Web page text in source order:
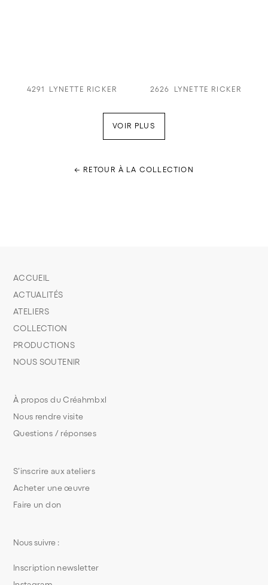
4291 LYNETTE RICKER 2626 LYNETTE RICKER
VOIR PLUS
← RETOUR À LA COLLECTION
S’inscrire aux ateliers
Acheter une œuvre
Faire un don
À propos du Créahmbxl
Nous rendre visite
Questions / réponses
ACCUEIL
ACTUALITÉS
ATELIERS
COLLECTION
PRODUCTIONS
NOUS SOUTENIR
Nous suivre :
Inscription newsletter